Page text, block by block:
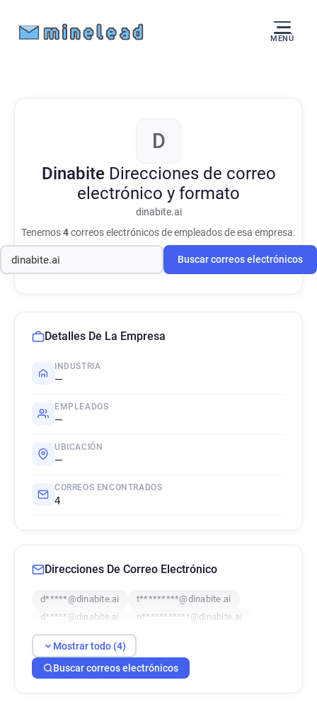
MENÚ
D
Dinabite Direcciones de correo
electrónico y formato
dinabite.ai
Tenemos4correos electrónicos de empleados de esa empresa.
Buscar correos electrónicos
Detalles De La Empresa
INDUSTRIA
—
EMPLEADOS
—
UBICACIÓN
—
CORREOS ENCONTRADOS
4
Direcciones De Correo Electrónico
d*****@dinabite.ai
t*********@dinabite.ai
d*****@dinabite.ai
n***********@dinabite.ai
Mostrar todo (4)
Buscar correos electrónicos